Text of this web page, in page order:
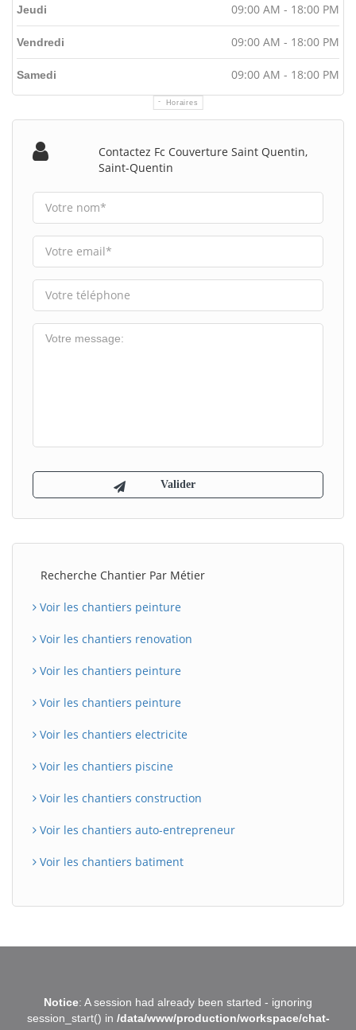
Horaires
Jeudi 09:00 AM - 18:00 PM
Vendredi 09:00 AM - 18:00 PM
Samedi 09:00 AM - 18:00 PM
Contactez Fc Couverture Saint Quentin,
Saint-Quentin
Recherche Chantier Par Métier
Voir les chantiers peinture
Voir les chantiers renovation
Voir les chantiers peinture
Voir les chantiers peinture
Voir les chantiers electricite
Voir les chantiers piscine
Voir les chantiers construction
Voir les chantiers auto-entrepreneur
Voir les chantiers batiment
Notice: A session had already been started - ignoring
session_start() in /data/www/production/workspace/chat-
B
Assistant en ligne